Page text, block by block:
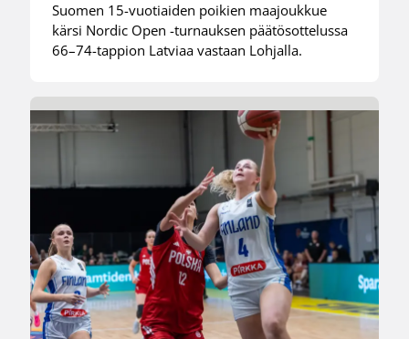
Suomen 15-vuotiaiden poikien maajoukkue
kärsi Nordic Open -turnauksen päätösottelussa
66–74-tappion Latviaa vastaan Lohjalla.